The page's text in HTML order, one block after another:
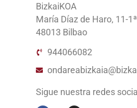
BizkaiKOA
María Díaz de Haro, 11-1ª
48013 Bilbao
944066082
Sigue nuestra redes